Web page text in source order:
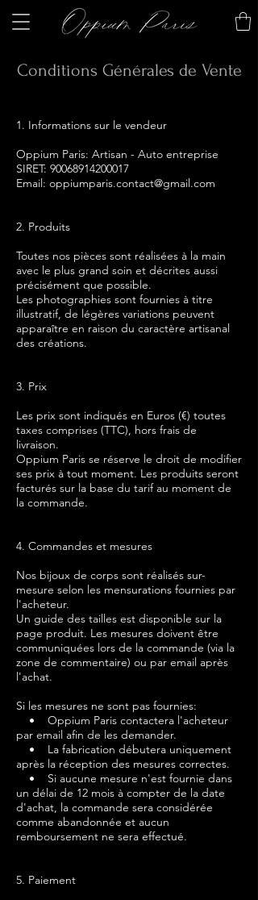
Conditions Générales de Vente
1. Informations sur le vendeur
Oppium Paris: Artisan - Auto entreprise
SIRET: 90068914200017
Email: oppiumparis.contact@gmail.com
2. Produits
Toutes nos pièces sont réalisées à la main
avec le plus grand soin et décrites aussi
précisément que possible.
Les photographies sont fournies à titre
illustratif, de légères variations peuvent
apparaître en raison du caractère artisanal
des créations.
3. Prix
Les prix sont indiqués en Euros (€) toutes
taxes comprises (TTC), hors frais de
livraison.
Oppium Paris se réserve le droit de modifier
ses prix à tout moment. Les produits seront
facturés sur la base du tarif au moment de
la commande.
4. Commandes et mesures
Nos bijoux de corps sont réalisés sur-
mesure selon les mensurations fournies par
l'acheteur.
Un guide des tailles est disponible sur la
page produit. Les mesures doivent être
communiquées lors de la commande (via la
zone de commentaire) ou par email après
l'achat.
Si les mesures ne sont pas fournies:
• Oppium Paris contactera l'acheteur
par email afin de les demander.
• La fabrication débutera uniquement
après la réception des mesures correctes.
• Si aucune mesure n'est fournie dans
un délai de 12 mois à compter de la date
d'achat, la commande sera considérée
comme abandonnée et aucun
remboursement ne sera effectué.
5. Paiement